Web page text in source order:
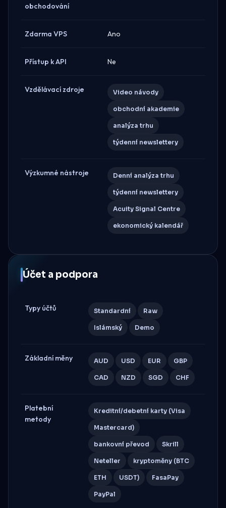
obchodování
Zdarma VPS Ano
Přístup k API Ne
Vzdělávací zdroje Video návody
obchodní akademie
analýza trhu
týdenní newslettery
Výzkumné nástroje Denní analýza trhu
týdenní newslettery
Acuity Signal Centre
ekonomický kalendář
Účet a podpora
Typy účtů Standardní Raw
Islámský Demo
Základní měny AUD USD EUR GBP
CAD NZD SGD CHF
Platební
metody
Kreditní/debetní karty (Visa
Mastercard)
bankovní převod Skrill
Neteller kryptoměny (BTC
ETH USDT) FasaPay
PayPal